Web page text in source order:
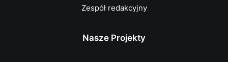
Zespół redakcyjny
Nasze Projekty